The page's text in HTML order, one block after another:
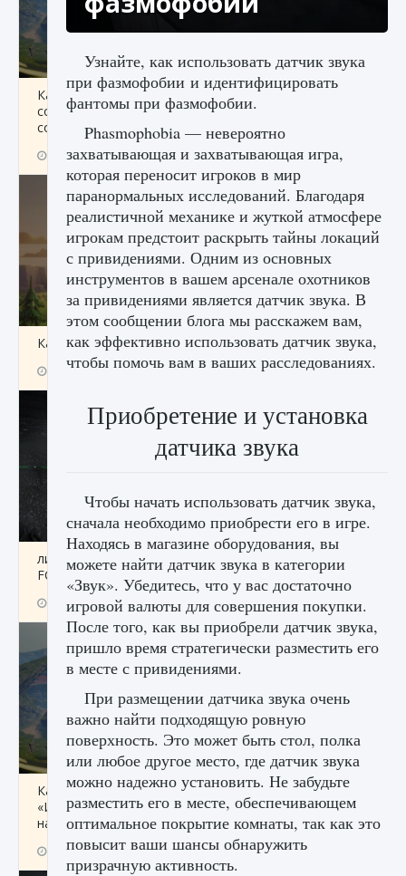
Как исправить ошибку Palworld «Идет
сохранение мира — Невозможно начать
сохранение данных мира»
9 августа 2024 2 511 0 0
Как заработать медали лиги Clash of Clans
9 августа 2024 2 599 0 1
лицензии, лиги, команды и стадионы в EA
FC 25
9 августа 2024 2 395 0 2
Как исправить ошибку Palworld EPalworld
«Идет сохранение мира — Невозможно
начать сохранение данных мира»
9 августа 2024 2 711 0 0
Узнайте, как использовать датчик звука
при фазмофобии и идентифицировать
фантомы при фазмофобии.
Phasmophobia — невероятно
захватывающая и захватывающая игра,
которая переносит игроков в мир
паранормальных исследований. Благодаря
реалистичной механике и жуткой атмосфере
игрокам предстоит раскрыть тайны локаций
с привидениями. Одним из основных
инструментов в вашем арсенале охотников
за привидениями является датчик звука. В
этом сообщении блога мы расскажем вам,
как эффективно использовать датчик звука,
чтобы помочь вам в ваших расследованиях.
Приобретение и установка
датчика звука
Чтобы начать использовать датчик звука,
сначала необходимо приобрести его в игре.
Находясь в магазине оборудования, вы
можете найти датчик звука в категории
«Звук». Убедитесь, что у вас достаточно
игровой валюты для совершения покупки.
После того, как вы приобрели датчик звука,
пришло время стратегически разместить его
в месте с привидениями.
При размещении датчика звука очень
важно найти подходящую ровную
поверхность. Это может быть стол, полка
или любое другое место, где датчик звука
можно надежно установить. Не забудьте
разместить его в месте, обеспечивающем
оптимальное покрытие комнаты, так как это
повысит ваши шансы обнаружить
призрачную активность.